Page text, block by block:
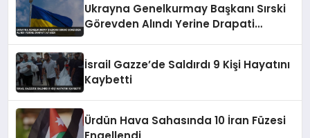
Ukrayna Genelkurmay Başkanı Sırski
Görevden Alındı Yerine Drapati
İsrail Gazze’de Saldırdı 9 Kişi Hayatını
Kaybetti
Ürdün Hava Sahasında 10 İran Füzesi